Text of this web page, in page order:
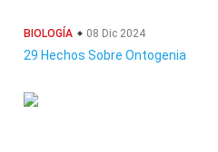
BIOLOGÍA 08 Dic 2024
29 Hechos Sobre Ontogenia